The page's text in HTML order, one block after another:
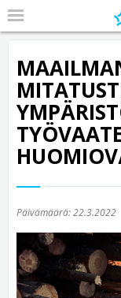
Päivämäärä:22.3.2022